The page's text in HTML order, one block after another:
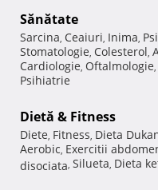
Sănătate
Sarcina, Ceaiuri, Inima,
Stomatologie, Colesterol,
Cardiologie, Oftalmologie,
Psihiatrie
Dietă & Fitness
Diete, Fitness, Dieta
Aerobic, Exercitii
disociata, Silueta, Dieta